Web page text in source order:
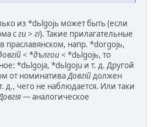
из *dьlgojь может быть (если
сги> гі). Такие прилагательные
праславянском, напр. *dorgojь,
< *дългои< *dьlgojь, то
*dьlgoja, *dьlgoju и т. д. Другой
от номинативаДовгійдолжен
д., чего не наблюдается. Или таки
— аналогическое